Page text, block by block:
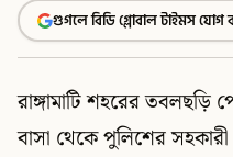
গুগলে বিডি গ্লোবাল টাইমস
রাঙ্গামাটি শহরের
বাসা থেকে পুলিশের